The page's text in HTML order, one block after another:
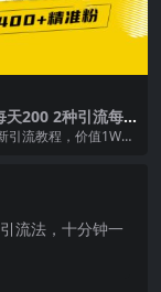
天200 2种引流每
雅引流每天引流
引流教程，价值1W
流法，十分钟一